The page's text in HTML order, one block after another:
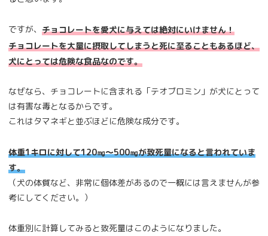
ですが、 チョコレートを愛犬に与えては絶対にいけません！
チョコレートを大量に摂取してしまうと死に至ることもあるほど、
犬にとっては危険な食品なのです。
なぜなら、チョコレートに含まれる「テオブロミン」が犬にとって
は有害な毒となるからです。
これはタマネギと並ぶほどに危険な成分です。
体重1キロに対して120㎎～500㎎が致死量になると言われていま
す。
（犬の体質など、非常に個体差があるので一概には言えませんが参
考にしてください。）
体重別に計算してみると致死量はこのようになりました。